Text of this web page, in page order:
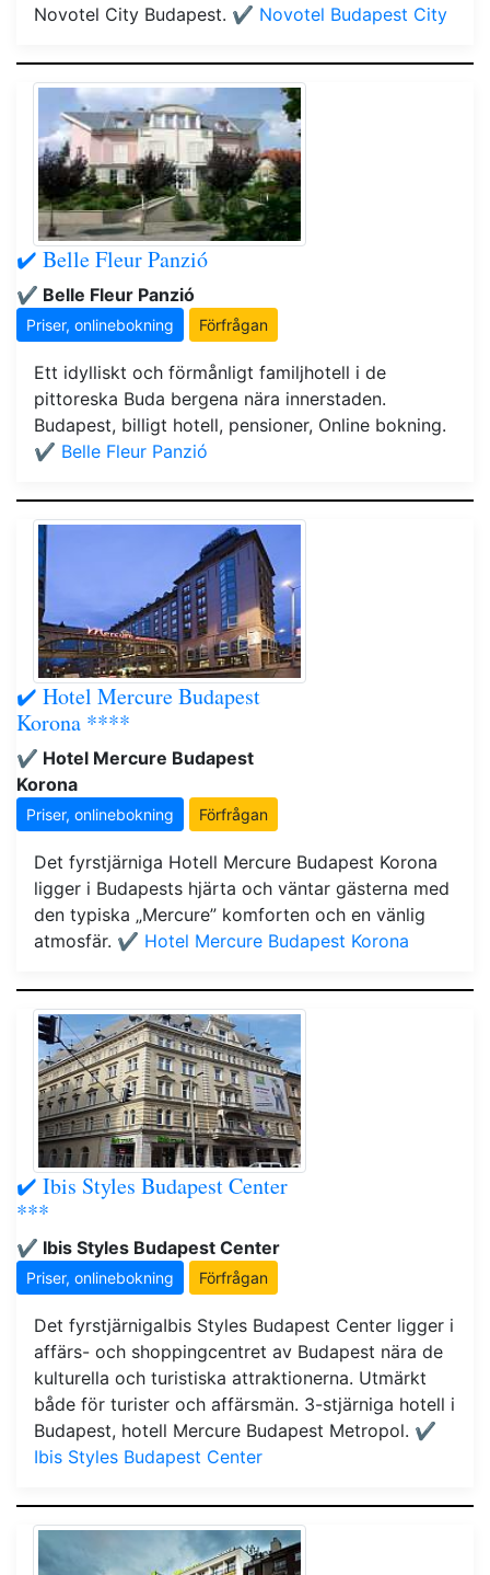
Novotel City Budapest. ✔️ Novotel Budapest City
✔️ Belle Fleur Panzió
✔️ Belle Fleur Panzió
Priser, onlinebokning Förfrågan
Ett idylliskt och förmånligt familjhotell i de
pittoreska Buda bergena nära innerstaden.
Budapest, billigt hotell, pensioner, Online bokning.
✔️ Belle Fleur Panzió
✔️ Hotel Mercure Budapest
Korona ****
✔️ Hotel Mercure Budapest
Korona
Priser, onlinebokning Förfrågan
Det fyrstjärniga Hotell Mercure Budapest Korona
ligger i Budapests hjärta och väntar gästerna med
den typiska „Mercure” komforten och en vänlig
atmosfär. ✔️ Hotel Mercure Budapest Korona
✔️ Ibis Styles Budapest Center
***
✔️ Ibis Styles Budapest Center
Priser, onlinebokning Förfrågan
Det fyrstjärnigaIbis Styles Budapest Center ligger i
affärs- och shoppingcentret av Budapest nära de
kulturella och turistiska attraktionerna. Utmärkt
både för turister och affärsmän. 3-stjärniga hotell i
Budapest, hotell Mercure Budapest Metropol. ✔️
Ibis Styles Budapest Center